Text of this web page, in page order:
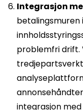
Integrasjon
problemfri drift.
integrasjon